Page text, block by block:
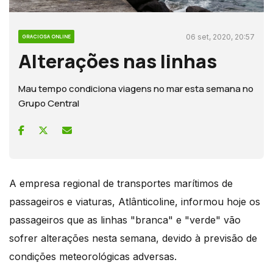
GRACIOSA ONLINE 06 set, 2020, 20:57
Alterações nas linhas
Mau tempo condiciona viagens no mar esta semana no
Grupo Central
A empresa regional de transportes marítimos de
passageiros e viaturas, Atlânticoline, informou hoje os
passageiros que as linhas "branca" e "verde" vão
sofrer alterações nesta semana, devido à previsão de
condições meteorológicas adversas.